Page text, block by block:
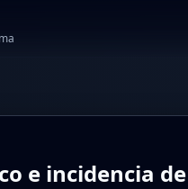
e incidencia